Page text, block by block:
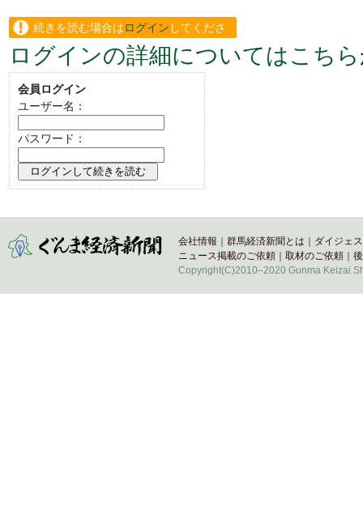
続きを読む場合はログイン してくださ
い。
ログインの詳細についてはこちら
会員ログイン
ユーザー名：
パスワード：
会社情報 群馬経済新聞とは
ダイジェ
ニュース掲載のご依頼
取材のご依頼
Copyright(C)2010–2020 Gunma Keizai